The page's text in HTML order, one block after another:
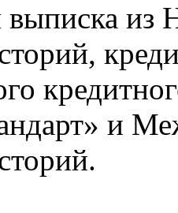
выписка из
и